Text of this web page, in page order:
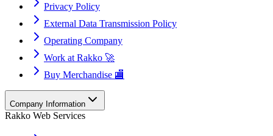
Privacy Policy
External Data Transmission Policy
Operating Company
Work at Rakko 🚀
Buy Merchandise 🏬
Company Information
Rakko Web Services